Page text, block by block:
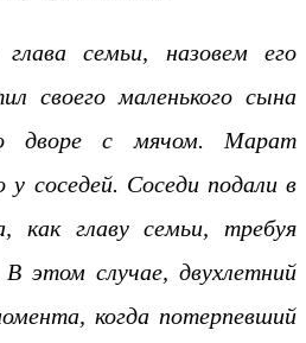
семьи, назовем его
своего маленького сына
дворе с мячом. Марат
у соседей. Соседи подали в
как главу семьи, требуя
этом случае, двухлетний
когда потерпевший